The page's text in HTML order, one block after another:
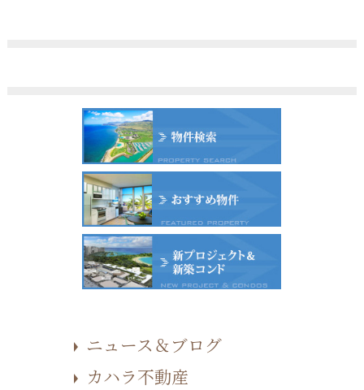
ニュース＆ブログ
カハラ不動産